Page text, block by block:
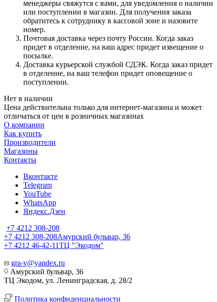
менеджеры свяжутся с вами, для уведомления о наличии
или поступлении в магазин. Для получения заказа
обратитесь к сотруднику в кассовой зоне и назовите
номер.
Почтовая доставка через почту России. Когда заказ
придет в отделение, на ваш адрес придет извещение о
посылке.
Доставка курьерской службой СДЭК. Когда заказ придет
в отделение, на ваш телефон придет оповещение о
поступлении.
Нет в наличии
Цена действительна только для интернет-магазина и может
отличаться от цен в розничных магазинах
О компании
Как купить
Производители
Магазины
Контакты
Вконтакте
Telegram
YouTube
WhatsApp
Яндекс.Дзен
+7 4212 308-208
+7 4212 308-208Амурский бульвар, 36
+7 4212 46-42-11ТЦ "Экодом"
gra-v@yandex.ru
Амурский бульвар, 36
ТЦ Экодом, ул. Ленинградская, д. 28/2
Политика конфиденциальности